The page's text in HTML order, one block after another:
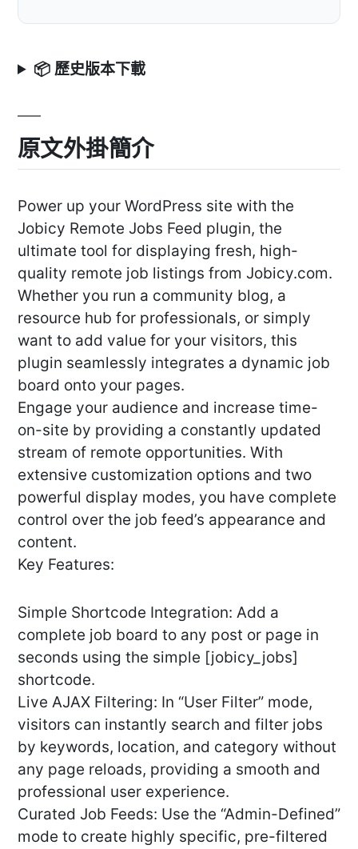
📦 歷史版本下載
原文外掛簡介
Power up your WordPress site with the
Jobicy Remote Jobs Feed plugin, the
ultimate tool for displaying fresh, high-
quality remote job listings from Jobicy.com.
Whether you run a community blog, a
resource hub for professionals, or simply
want to add value for your visitors, this
plugin seamlessly integrates a dynamic job
board onto your pages.
Engage your audience and increase time-
on-site by providing a constantly updated
stream of remote opportunities. With
extensive customization options and two
powerful display modes, you have complete
control over the job feed’s appearance and
content.
Key Features:
Simple Shortcode Integration: Add a
complete job board to any post or page in
seconds using the simple [jobicy_jobs]
shortcode.
Live AJAX Filtering: In “User Filter” mode,
visitors can instantly search and filter jobs
by keywords, location, and category without
any page reloads, providing a smooth and
professional user experience.
Curated Job Feeds: Use the “Admin-Defined”
mode to create highly specific, pre-filtered